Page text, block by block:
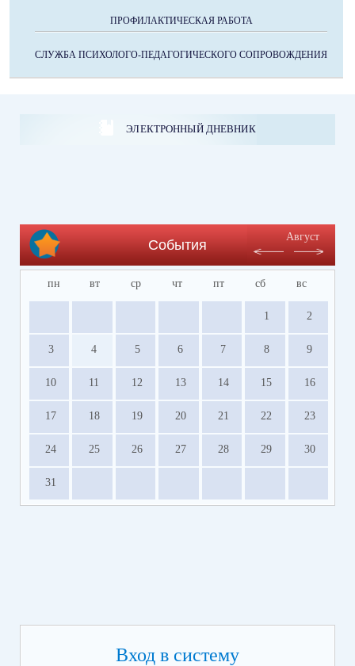
ПРОФИЛАКТИЧЕСКАЯ РАБОТА
СЛУЖБА ПСИХОЛОГО-ПЕДАГОГИЧЕСКОГО СОПРОВОЖДЕНИЯ
ЭЛЕКТРОННЫЙ ДНЕВНИК
События
Август
пн вт ср чт пт сб вс
1 2
3 4 5 6 7 8 9
10 11 12 13 14 15 16
17 18 19 20 21 22 23
24 25 26 27 28 29 30
31
Вход в систему